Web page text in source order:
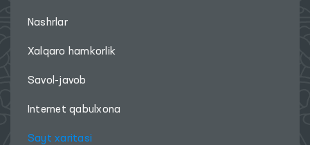
Nashrlar
Xalqaro hamkorlik
Savol-javob
Internet qabulxona
Sayt xaritasi